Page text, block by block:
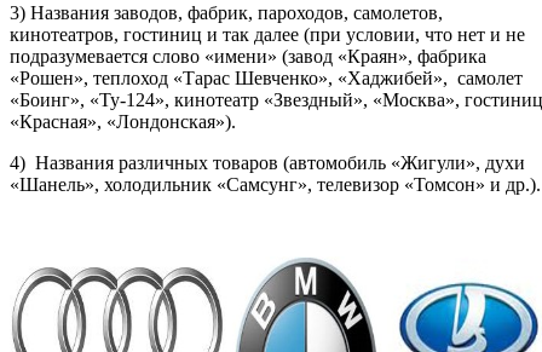
3) Названия заводов, фабрик, пароходов, самолетов,
кинотеатров, гостиниц и так далее (при условии, что нет и не
подразумевается слово «имени» (завод «Краян», фабрика
«Рошен», теплоход «Тарас Шевченко», «Хаджибей», самолет
«Боинг», «Ту-124», кинотеатр «Звездный», «Москва»,
«Красная», «Лондонская»).
4) Названия различных товаров (автомобиль «Жигули», духи
«Шанель», холодильник «Самсунг», телевизор «Томсон» и др.).